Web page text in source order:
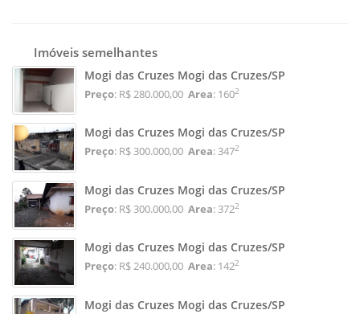
Imóveis semelhantes
Mogi das Cruzes Mogi das Cruzes/SP
Preço: R$ 280.000,00 Area: 1602
Mogi das Cruzes Mogi das Cruzes/SP
Preço: R$ 300.000,00 Area: 3472
Mogi das Cruzes Mogi das Cruzes/SP
Preço: R$ 300.000,00 Area: 3722
Mogi das Cruzes Mogi das Cruzes/SP
Preço: R$ 240.000,00 Area: 1422
Mogi das Cruzes Mogi das Cruzes/SP